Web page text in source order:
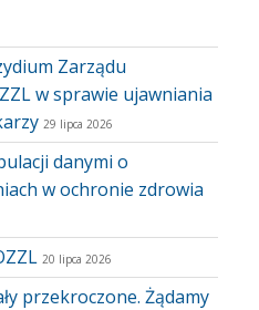
Zarządu
w sprawie ujawniania
29 lipca 2026
danymi o
w ochronie zdrowia
20 lipca 2026
przekroczone. Żądamy